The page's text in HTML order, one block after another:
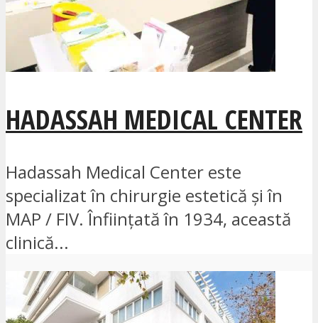
HADASSAH MEDICAL CENTER
Hadassah Medical Center este
specializat în chirurgie estetică și în
MAP / FIV. Înființată în 1934, această
clinică...